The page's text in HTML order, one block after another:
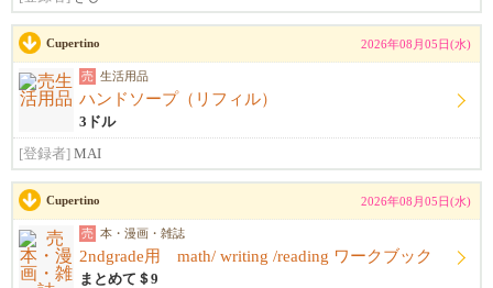
Cupertino 2026年08月05日(水)
売 生活用品
ハンドソープ（リフィル）
3ドル
[登録者] MAI
Cupertino 2026年08月05日(水)
売 本・漫画・雑誌
2ndgrade用 math/ writing /reading ワークブック
まとめて＄9